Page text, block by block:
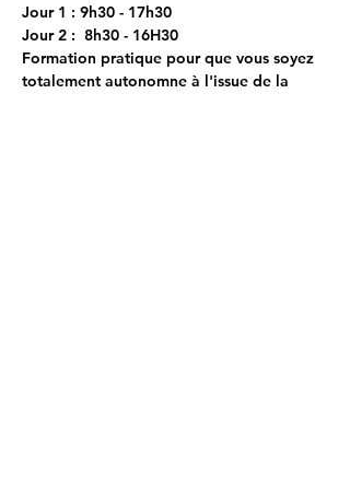
Jour 1 : 9h30 - 17h30
Jour 2 :  8h30 - 16H30
Formation pratique pour que vous soyez
totalement autonomne à l'issue de la